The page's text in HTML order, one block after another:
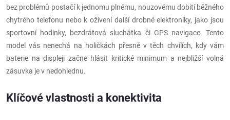
bez problémů postačí k jednomu plnému, nouzovému dobití běžného
chytrého telefonu nebo k oživení další drobné elektroniky, jako jsou
sportovní hodinky, bezdrátová sluchátka či GPS navigace. Tento
model vás nenechá na holičkách přesně v těch chvílích, kdy vám
baterie na displeji začne hlásit kritické minimum a nejbližší volná
zásuvka je v nedohlednu.
Klíčové vlastnosti a konektivita